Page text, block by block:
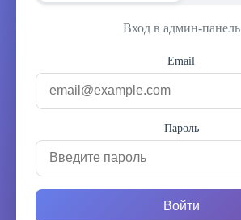
Вход в админ-панель
Email
Пароль
Войти